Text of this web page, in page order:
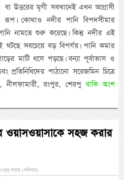
বা উত্তরের মৃগী সবখানেই এখন আগ্রাসী
রূপ। কোথাও নদীর পানি বিপদসীমার
নামতে শুরু করেছে। কিন্তু নদীর এই
সবচেয়ে বড় বিপর্যয়। পানি কমার
মাটি ধসে পড়ছে। বন্যা পূর্বাভাস ও
প্রতিনিধিদের পাঠানো সরেজমিন চিত্রে
নীলফামারী, রংপুর, শেরপুবাকি অংশ
ওয়াসওয়াসাকে সহজ করার
সাবত (শনিবার)